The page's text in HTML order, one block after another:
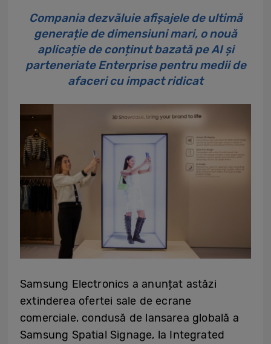
Compania dezvăluie afișajele de ultimă
generație de dimensiuni mari, o nouă
aplicație de conținut bazată pe AI și
parteneriate Enterprise pentru medii de
afaceri cu impact ridicat
Samsung Electronics a anunțat astăzi
extinderea ofertei sale de ecrane
comerciale, condusă de lansarea globală a
Samsung Spatial Signage, la Integrated